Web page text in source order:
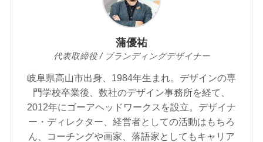
蒲優祐
代表取締役 / ブランディングデザイナー
岐阜県高山市出身、1984年生まれ。デザインの専
門学校卒業後、数社のデザイン事務所を経て、
2012年にゴーアヘッドワークスを設立。デザイナ
ー・ディレクター、経営者としての活動はもちろ
ん、コーチングや画家、落語家としてもキャリア